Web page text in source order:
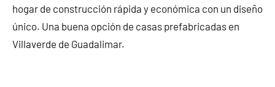
hogar de construcción rápida y económica con un diseño
único. Una buena opción de casas prefabricadas en
Villaverde de Guadalimar.